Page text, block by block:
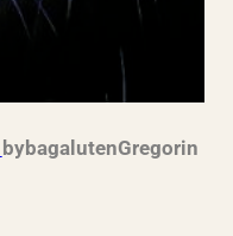
bybagalutenGregorin